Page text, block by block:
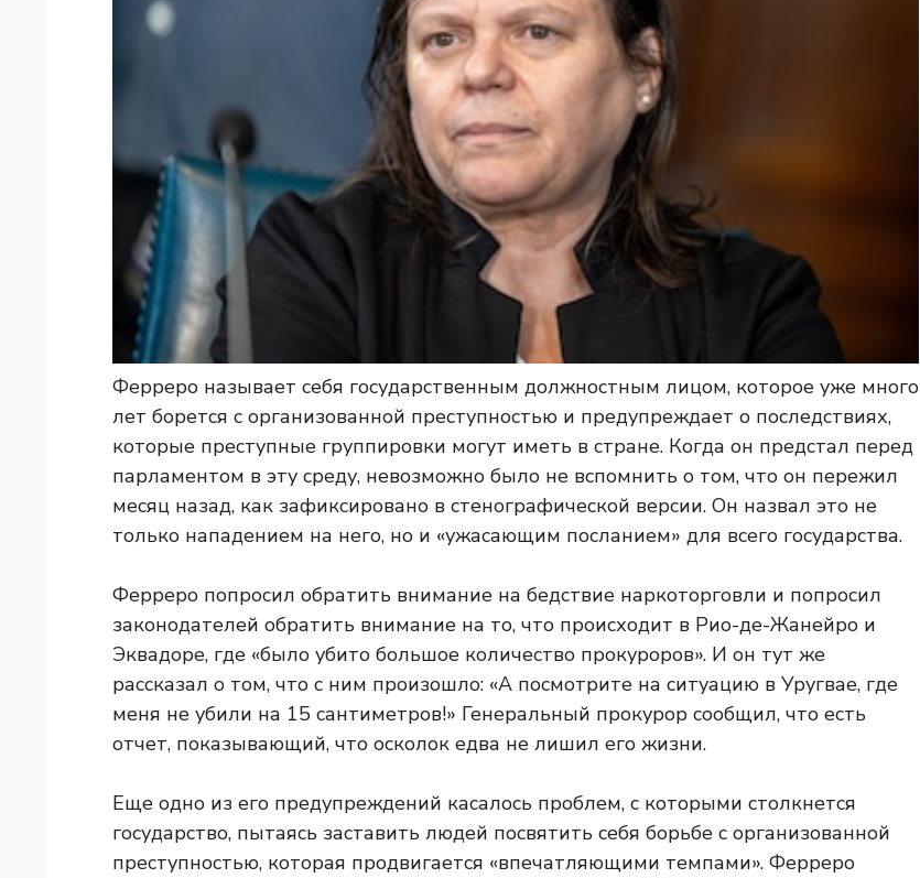
Ферреро называет себя государственным должностным лицом, которое уже много
лет борется с организованной преступностью и предупреждает о последствиях,
которые преступные группировки могут иметь в стране. Когда он предстал перед
парламентом в эту среду, невозможно было не вспомнить о том, что он пережил
месяц назад, как зафиксировано в стенографической версии. Он назвал это не
только нападением на него, но и «ужасающим посланием» для всего государства.
Ферреро попросил обратить внимание на бедствие наркоторговли и попросил
законодателей обратить внимание на то, что происходит в Рио-де-Жанейро и
Эквадоре, где «было убито большое количество прокуроров». И он тут же
рассказал о том, что с ним произошло: «А посмотрите на ситуацию в Уругвае, где
меня не убили на 15 сантиметров!» Генеральный прокурор сообщил, что есть
отчет, показывающий, что осколок едва не лишил его жизни.
Еще одно из его предупреждений касалось проблем, с которыми столкнется
государство, пытаясь заставить людей посвятить себя борьбе с организованной
преступностью, которая продвигается «впечатляющими темпами». Ферреро